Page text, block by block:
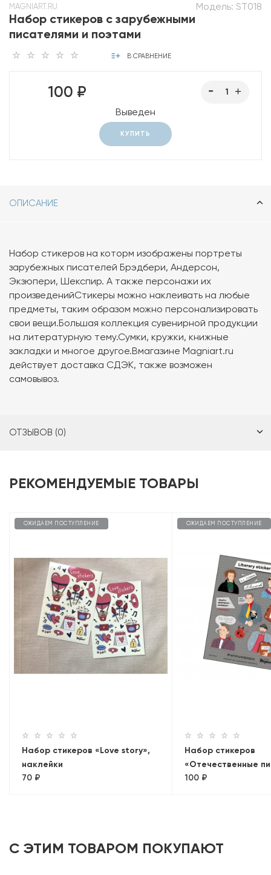
Модель: ST018
MAGNIART.RU
Набор стикеров с зарубежными
писателями и поэтами
В СРАВНЕНИЕ
100 ₽
Выведен
КУПИТЬ
ОПИСАНИЕ
Набор стикеров на которм изображены портреты
зарубежных писателей Брэдбери, Андерсон,
Экзюпери, Шекспир. А также персонажи их
произведенийСтикеры можно наклеивать на любые
предметы, таким образом можно персонализировать
свои вещи.Большая коллекция сувенирной продукции
на литературную тему.Сумки, кружки, книжные
закладки и многое другое.Вмагазине Magniart.ru
действует доставка СДЭК, также возможен
самовывоз.
ОТЗЫВОВ (0)
РЕКОМЕНДУЕМЫЕ ТОВАРЫ
ОЖИДАЕМ ПОСТУПЛЕНИЕ
Набор стикеров «Love story»,
наклейки
70 ₽
ОЖИДАЕМ ПОСТУПЛЕНИЕ
Набор стикеров
«Отечественные
поэты» 2, наклейки
100 ₽
С ЭТИМ ТОВАРОМ ПОКУПАЮТ